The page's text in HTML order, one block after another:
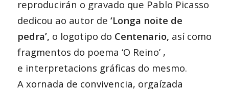
reproducirán o gravado que Pablo Picasso
dedicou ao autor de ‘Longa noite de
pedra’, o logotipo do Centenario, así como
fragmentos do poema ‘O Reino’ ,
e interpretacions gráficas do mesmo.
A xornada de convivencia, orgaízada